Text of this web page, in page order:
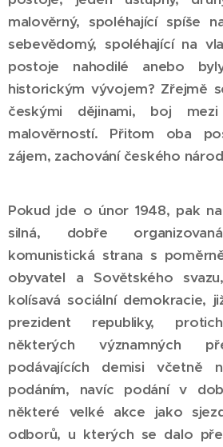
malověrný, spoléhající spíše
sebevědomý, spoléhající na
postoje nahodilé anebo
historickým vývojem? Zřejmě
českými dějinami, boj
malověrností. Přitom oba
zájem, zachování českého
Pokud jde o únor 1948, pak
silná, dobře
komunistická strana s
obyvatel a Sovětského
kolísavá sociální demokracie,
prezident republiky,
některých významných
podávajících demisi včetně
podáním, navíc podání v
některé velké akce jako
odborů, u kterých se dalo